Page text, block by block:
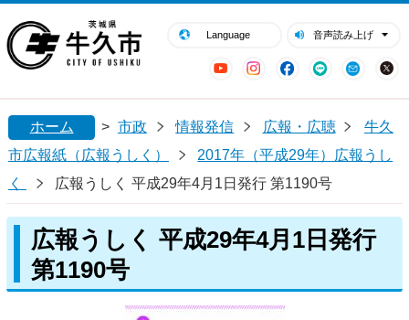
Language 音声読み上げ
YouTubeInstagram
Facebook
LINE Mail
閉じる
ホーム > 市政 情報発信 広報・広聴
牛久
市広報紙（広報うしく）
2017年（平成29年）広報うし
く
広報うしく 平成29年4月1日発行 第1190号
広報うしく 平成29年4月1日発行
第1190号